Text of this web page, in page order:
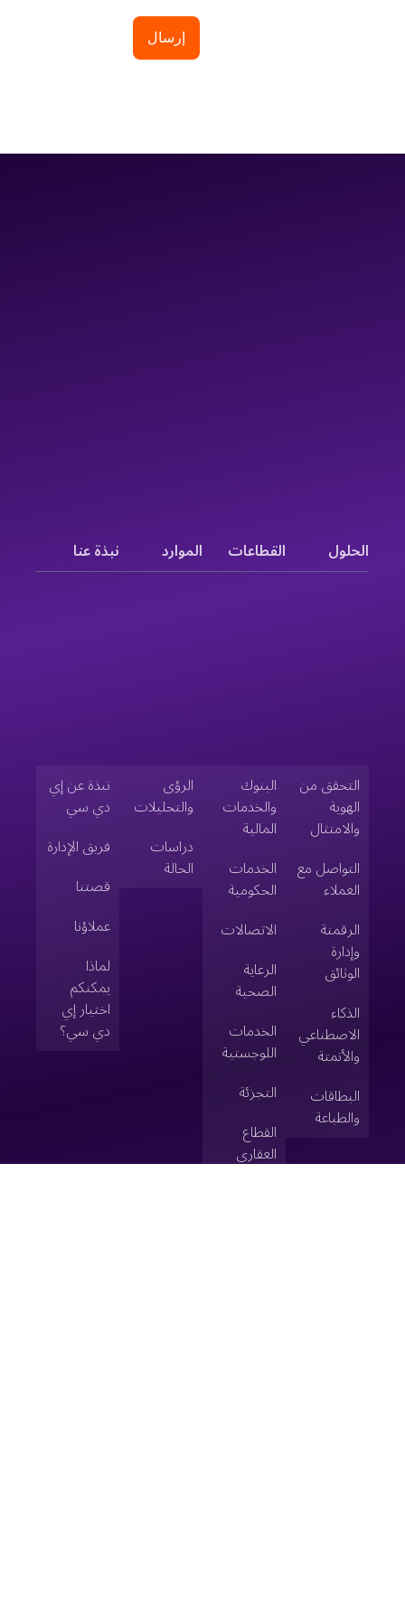
الحلول
التحقق من
الهوية
والامتثال
التواصل مع
العملاء
الرقمنة
وإدارة
الوثائق
الذكاء
الاصطناعي
والأتمتة
البطاقات
والطباعة
القطاعات
البنوك
والخدمات
المالية
الخدمات
الحكومية
الاتصالات
الرعاية
الصحية
الخدمات
اللوجستية
التجزئة
القطاع
العقاري
الموارد
الرؤى
والتحليلات
دراسات
الحالة
نبذة عنا
نبذة عن إي
دي سي
فريق الإدارة
قصتنا
عملاؤنا
لماذا
يمكنكم
اختيار إي
دي سي؟